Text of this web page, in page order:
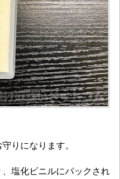
りになります。
塩化ビニルにパックされ